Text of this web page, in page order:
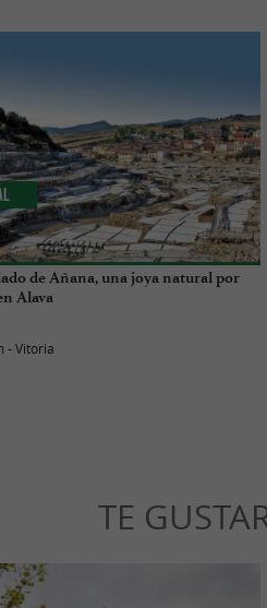
de Añana, una joya natural por
Alava
- Vitoria
TE